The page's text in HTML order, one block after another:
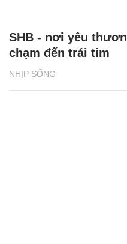
NHỊP SỐNG
SHB - nơi yêu
chạm đến trái tim